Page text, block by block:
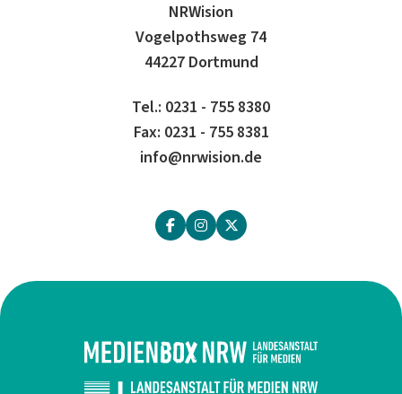
NRWision
Vogelpothsweg 74
44227 Dortmund
Tel.: 0231 - 755 8380
Fax: 0231 - 755 8381
info@nrwision.de